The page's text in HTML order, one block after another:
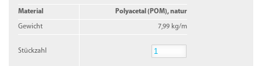
Material Polyacetal (POM), natur
Gewicht 7,99 kg/m
Stückzahl